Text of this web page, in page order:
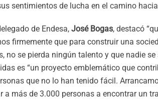
sentimientos de lucha en el camino
de Endesa, José Bogas, destacó
firmemente que para construir una
no se pierda ningún talento y que nadie
es “un proyecto emblemático que
que no lo han tenido fácil.
a más de 3.000 personas a encontrar un